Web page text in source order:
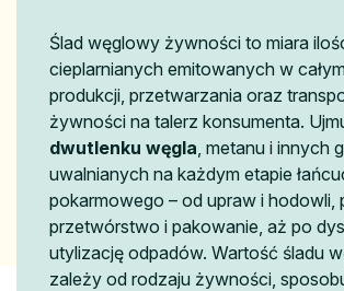
Ślad węglowy żywności to miara
cieplarnianych emitowanych w
produkcji, przetwarzania oraz
żywności na talerz konsumenta.
dwutlenku węgla , metanu i innych
uwalnianych na każdym etapie
pokarmowego – od upraw i hodowli,
przetwórstwo i pakowanie, aż po
utylizację odpadów. Wartość śladu
zależy od rodzaju żywności,